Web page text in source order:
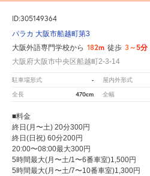
ID:305149364
パラカ 大阪市船越町第3
大阪外語専門学校から 182m 徒歩 3～5分
大阪府大阪市中央区船越町2-3-14
駐車場形式 - 屋内外形式
全長 470cm 全幅
■料金
終日(月〜土) 20分300円
終日(日祝) 60分200円
20:00〜08:00最大300円
5時間最大(月〜土/1〜6番車室)1,500円
5時間最大(月〜土/7〜10番車室)1,300円